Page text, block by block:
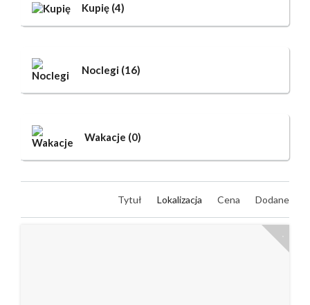
Kupię (4)
Noclegi (16)
Wakacje (0)
Tytuł Lokalizacja Cena Dodane